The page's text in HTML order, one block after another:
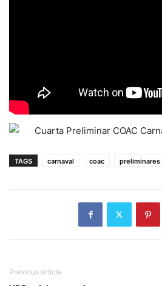
TAGS carnaval coac preliminares
Previous article